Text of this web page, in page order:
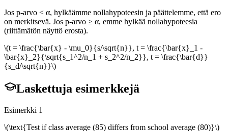
Jos p-arvo < α, hylkäämme nollahypoteesin ja päättelemme, että ero
on merkitsevä. Jos p-arvo ≥ α, emme hylkää nollahypoteesia
(riittämätön näyttö erosta).
\(t = \frac{\bar{x} - \mu_0}{s/\sqrt{n}}, t = \frac{\bar{x}_1 -
\bar{x}_2}{\sqrt{s_1^2/n_1 + s_2^2/n_2}}, t = \frac{\bar{d}}
{s_d/\sqrt{n}}\)
Laskettuja esimerkkejä
Esimerkki 1
\(\text{Test if class average (85) differs from school average (80)}\)